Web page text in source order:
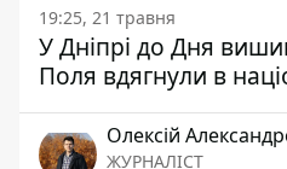
19:25, 21 травня
У Дніпрі до Дня
Поля вдягнули в
Олексій
ЖУРНАЛІСТ